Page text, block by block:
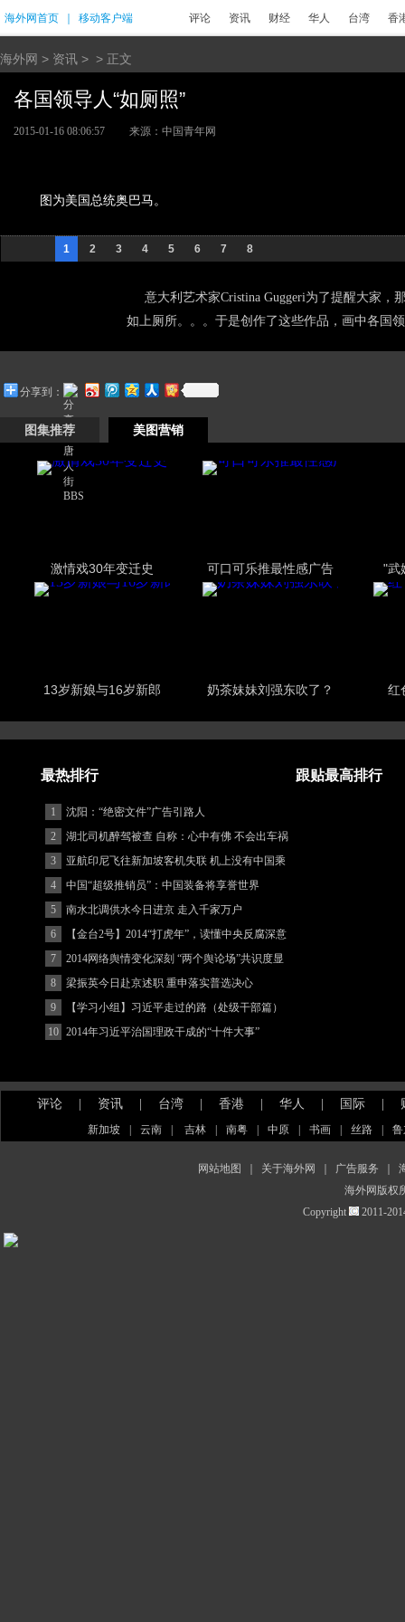
海外网首页 移动客户端 评论 资讯 财经 华人 台湾 香
海外网 > 资讯 > > 正文
各国领导人“如厕照”
2015-01-16 08:06:57 来源：中国青年网
图为美国总统奥巴马。
1 2 3 4 5 6 7 8
意大利艺术家Cristina Guggeri为了提醒大家，
如上厕所。。。于是创作了这些作品，画中各
分享到：
图集推荐 美图营销
激情戏30年变迁史 可口可乐推最性感广告 "武
13岁新娘与16岁新郎 奶茶妹妹刘强东吹了？ 红
最热排行 跟贴最高排行
1
沈阳：“绝密文件”广告引路人
2
湖北司机醉驾被查 自称：心中有佛 不会出车祸
(图)
3
亚航印尼飞往新加坡客机失联 机上没有中国乘
客
4
中国“超级推销员”：中国装备将享誉世界
5
南水北调供水今日进京 走入千家万户
6
【金台2号】2014“打虎年”，读懂中央反腐深意
7
2014网络舆情变化深刻 “两个舆论场”共识度显
著增强
8
梁振英今日赴京述职 重申落实普选决心
9
【学习小组】习近平走过的路（处级干部篇）
10 2014年习近平治国理政干成的“十件大事”
评论 资讯 台湾 香港 华人 国际
新加坡 云南 吉林 南粤 中原 书画 丝路
网站地图 关于海外网 广告服务
海外网版权
Copyright
2011-